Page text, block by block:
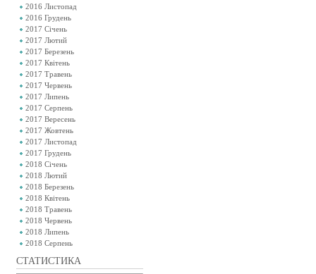
2016 Листопад
2016 Грудень
2017 Січень
2017 Лютий
2017 Березень
2017 Квітень
2017 Травень
2017 Червень
2017 Липень
2017 Серпень
2017 Вересень
2017 Жовтень
2017 Листопад
2017 Грудень
2018 Січень
2018 Лютий
2018 Березень
2018 Квітень
2018 Травень
2018 Червень
2018 Липень
2018 Серпень
СТАТИСТИКА